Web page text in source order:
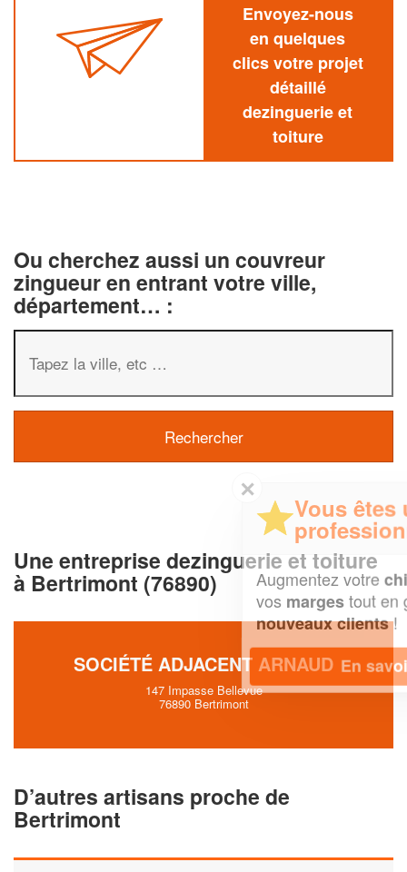
Envoyez-nous
en quelques
clics votre projet
détaillé
dezinguerie et
toiture
Ou cherchez aussi un couvreur
zingueur en entrant votre ville,
département… :
Une entreprise dezinguerie et toiture
à Bertrimont (76890)
SOCIÉTÉ ADJACENT ARNAUD
147 Impasse Bellevue
76890 Bertrimont
D’autres artisans proche de
Bertrimont
Vous êtes un
professionnel ?
Augmentez votre chiffre d'affaireset
marges
tout en gagnant de
nouveaux clients!
En savoir plus